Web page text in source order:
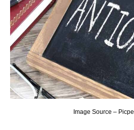
Image Source –